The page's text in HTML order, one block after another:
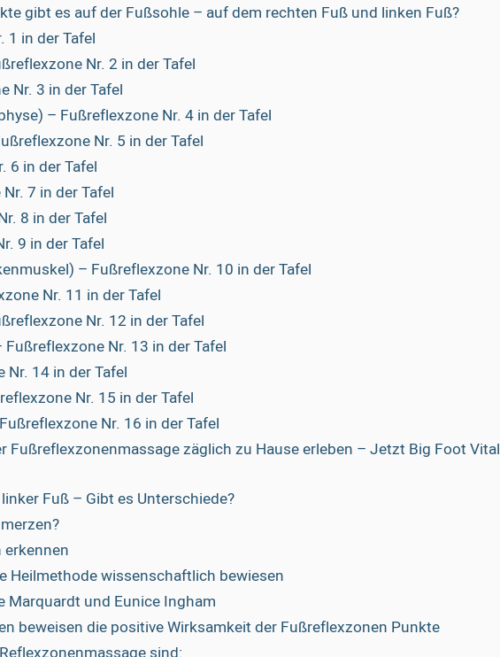
gibt es auf der Fußsohle – auf dem rechten Fuß und linken Fuß?
1 in der Tafel
Nr. 2 in der Tafel
Nr. 3 in der Tafel
– Fußreflexzone Nr. 4 in der Tafel
Nr. 5 in der Tafel
6 in der Tafel
7 in der Tafel
8 in der Tafel
9 in der Tafel
– Fußreflexzone Nr. 10 in der Tafel
Nr. 11 in der Tafel
Nr. 12 in der Tafel
Nr. 13 in der Tafel
14 in der Tafel
Nr. 15 in der Tafel
Nr. 16 in der Tafel
Fußreflexzonenmassage zäglich zu Hause erleben – Jetzt Big Foot Vital
Fuß – Gibt es Unterschiede?
Heilmethode wissenschaftlich bewiesen
Marquardt und Eunice Ingham
beweisen die positive Wirksamkeit der Fußreflexzonen Punkte